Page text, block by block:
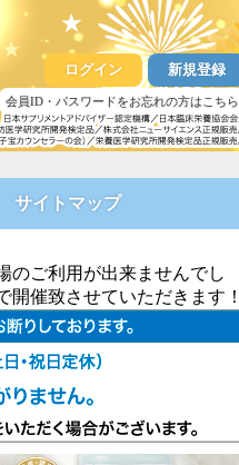
新規登録
ログイン
会員ID・パスワードをお忘れの方はこちら
サイトマップ
のご利用が出来ませんでし
催致させていただきます！